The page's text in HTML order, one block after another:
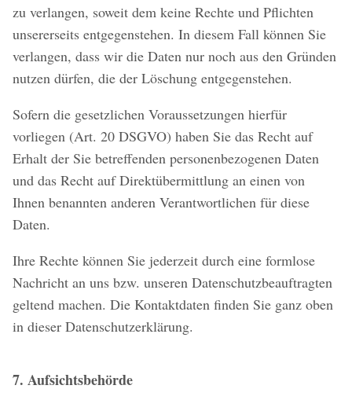
zu verlangen, soweit dem keine Rechte und Pflichten
unsererseits entgegenstehen. In diesem Fall können Sie
verlangen, dass wir die Daten nur noch aus den Gründen
nutzen dürfen, die der Löschung entgegenstehen.
Sofern die gesetzlichen Voraussetzungen hierfür
vorliegen (Art. 20 DSGVO) haben Sie das Recht auf
Erhalt der Sie betreffenden personenbezogenen Daten
und das Recht auf Direktübermittlung an einen von
Ihnen benannten anderen Verantwortlichen für diese
Daten.
Ihre Rechte können Sie jederzeit durch eine formlose
Nachricht an uns bzw. unseren Datenschutzbeauftragten
geltend machen. Die Kontaktdaten finden Sie ganz oben
in dieser Datenschutzerklärung.
7. Aufsichtsbehörde